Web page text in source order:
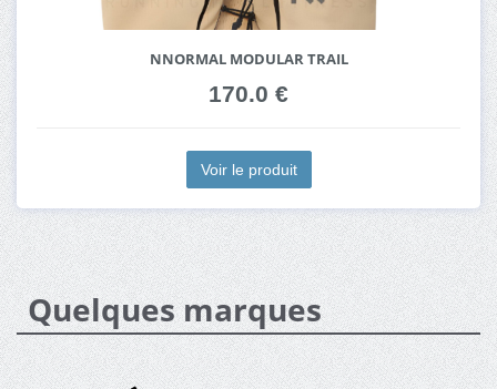
NNORMAL MODULAR TRAIL
170.0 €
Voir le produit
Quelques marques